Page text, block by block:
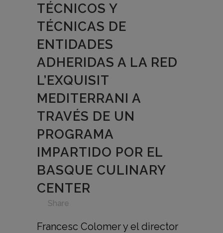
TÉCNICOS Y
TÉCNICAS DE
ENTIDADES
ADHERIDAS A LA RED
L’EXQUISIT
MEDITERRANI A
TRAVÉS DE UN
PROGRAMA
IMPARTIDO POR EL
BASQUE CULINARY
CENTER
Share
Francesc Colomer y el director